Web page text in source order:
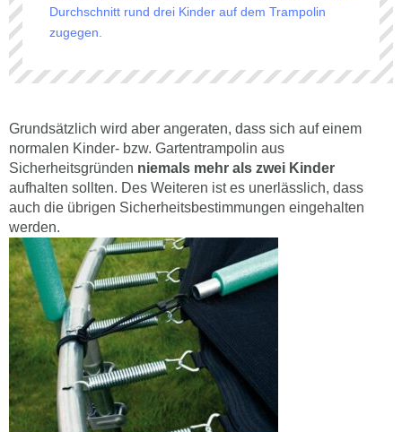
Durchschnitt rund drei Kinder auf dem Trampolin
zugegen.
Grundsätzlich wird aber angeraten, dass sich auf einem
normalen Kinder- bzw. Gartentrampolin aus
Sicherheitsgründen niemals mehr als zwei Kinder
aufhalten sollten. Des Weiteren ist es unerlässlich, dass
auch die übrigen Sicherheitsbestimmungen eingehalten
werden.